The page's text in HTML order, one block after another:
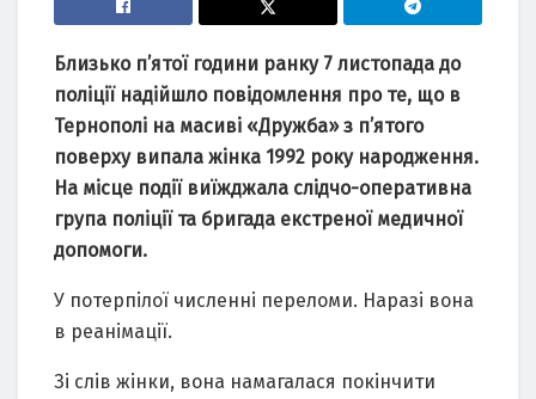
Близько п’ятої години ранку 7 листопада до
поліції надійшло повідомлення про те, що в
Тернополі на масиві «Дружба» з п’ятого
поверху випала жінка 1992 року народження.
На місце події виїжджала слідчо-оперативна
група поліції та бригада екстреної медичної
допомоги.
У потерпілої численні переломи. Наразі вона
в реанімації.
Зі слів жінки, вона намагалася покінчити